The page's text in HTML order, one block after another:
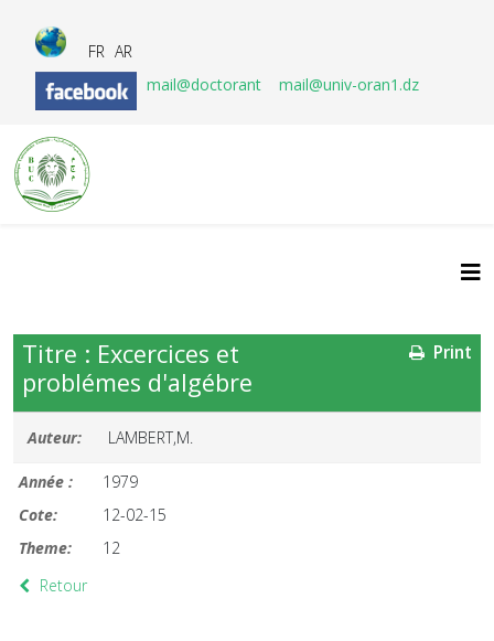
FR AR
mail@doctorant
mail@univ-oran1.dz
Print
Titre : Excercices et
problémes d'algébre
Auteur: LAMBERT,M.
Année :
1979
Cote:
12-02-15
Theme:
12
Retour